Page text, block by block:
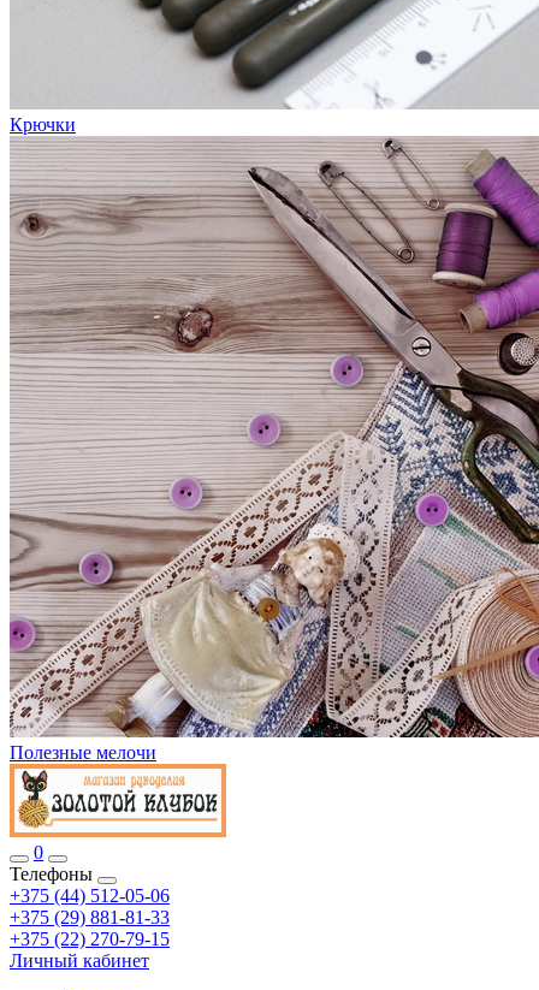
Крючки
Полезные мелочи
0
Телефоны
+375 (44) 512-05-06
+375 (29) 881-81-33
+375 (22) 270-79-15
Личный кабинет